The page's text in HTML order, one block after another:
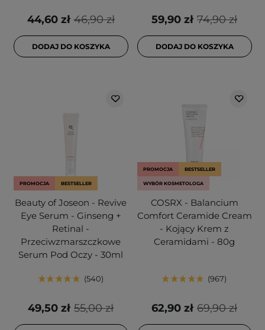
46,90 zł
44,60 zł
DODAJ DO KOSZYKA
74,90 zł
59,90 zł
DODAJ DO KOSZYKA
PROMOCJA BESTSELLER
Beauty of Joseon - Revive
Eye Serum - Ginseng +
Retinal -
Przeciwzmarszczkowe
Serum Pod Oczy - 30ml
540
55,00 zł
49,50 zł
PROMOCJA BESTSELLER
WYBÓR KOSMETOLOGA
COSRX - Balancium
Comfort Ceramide Cream
- Kojący Krem z
Ceramidami - 80g
967
69,90 zł
62,90 zł